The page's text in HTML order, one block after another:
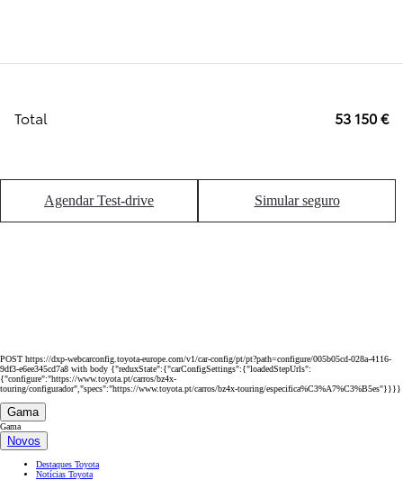
Total 53 150 €
Agendar Test-drive Simular seguro
POST https://dxp-webcarconfig.toyota-europe.com/v1/car-config/pt/pt?path=configure/005b05cd-028a-4116-
9df3-e6ee345cd7a8 with body {"reduxState":{"carConfigSettings":{"loadedStepUrls":
{"configure":"https://www.toyota.pt/carros/bz4x-
touring/configurador","specs":"https://www.toyota.pt/carros/bz4x-touring/especifica%C3%A7%C3%B5es"}}}}
Gama
Gama
Novos
Destaques Toyota
Notícias Toyota